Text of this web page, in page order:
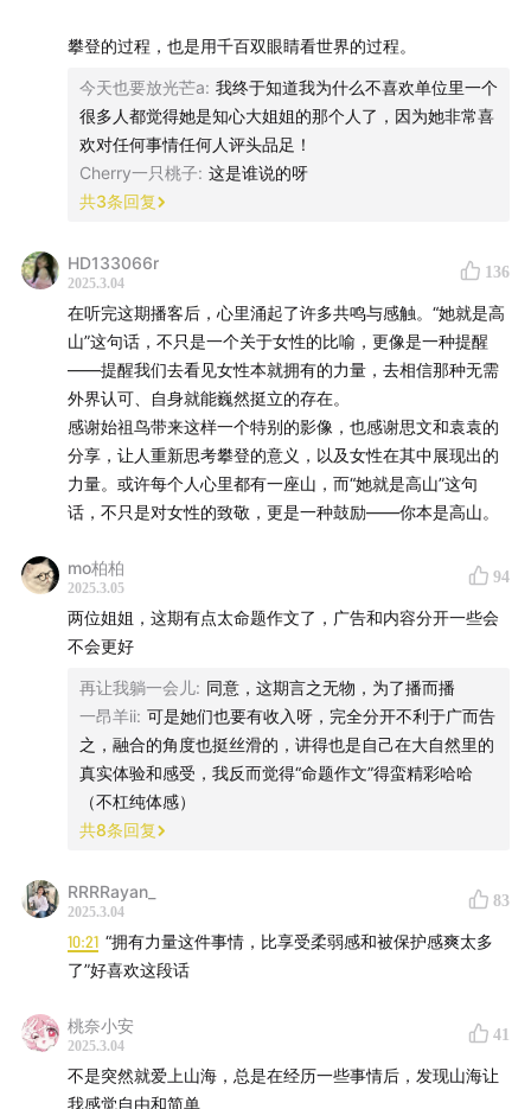
在山里，一键恢复出厂设置
大自然的威力超乎想象
39:58
🎵本期BGM
VItava-Bedřich Smetana,Daniel Wiesner,Petr
Jiříkovský
本期节目由始祖鸟赞助播出
关于始祖鸟拍摄的《高山教她的第一堂课》、杨小华纪录
片、以及木屋对谈的完整版内容，欢迎到始祖鸟官方账号
想知道更多关于始祖鸟的信息，
也欢迎到始祖鸟小程序查
在哪里还可以看到主播
思文：
小红书：思文文文
公众号：思文文文
攀登的过程，也是用千百双眼睛看世界的过程。
今天也要放光芒a: 我终于知道我为什么不喜欢单位里一个
很多人都觉得她是知心大姐姐的那个人了，因为她非常喜
欢对任何事情任何人评头品足！
Cherry一只桃子: 这是谁说的呀
共3条回复
HD133066r
2025.3.04
136
在听完这期播客后，心里涌起了许多共鸣与感触。“她就是高
山”这句话，不只是一个关于女性的比喻，更像是一种提醒
——提醒我们去看见女性本就拥有的力量，去相信那种无需
外界认可、自身就能巍然挺立的存在。
感谢始祖鸟带来这样一个特别的影像，也感谢思文和袁袁的
分享，让人重新思考攀登的意义，以及女性在其中展现出的
力量。或许每个人心里都有一座山，而“她就是高山”这句
话，不只是对女性的致敬，更是一种鼓励——你本是高山。
mo柏柏
2025.3.05
94
两位姐姐，这期有点太命题作文了，广告和内容分开一些会
不会更好
再让我躺一会儿: 同意，这期言之无物，为了播而播
一昂羊ii: 可是她们也要有收入呀，完全分开不利于广而告
之，融合的角度也挺丝滑的，讲得也是自己在大自然里的
真实体验和感受，我反而觉得“命题作文”得蛮精彩哈哈
（不杠纯体感）
共8条回复
RRRRayan_
2025.3.04
83
10:21 “拥有力量这件事情，比享受柔弱感和被保护感爽太多
了”好喜欢这段话
桃奈小安
2025.3.04
41
不是突然就爱上山海，总是在经历一些事情后，发现山海让
我感觉自由和简单